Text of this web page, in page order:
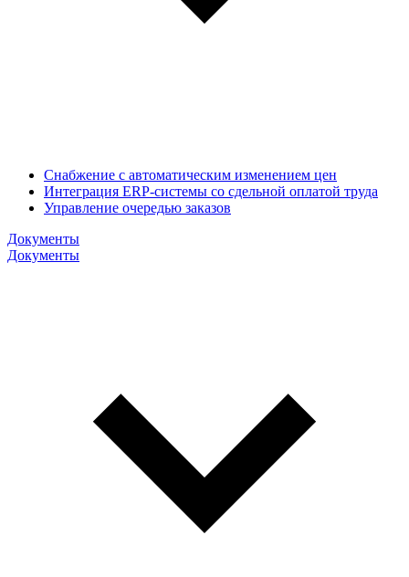
Снабжение с автоматическим изменением цен
Интеграция ERP-системы со сдельной оплатой труда
Управление очередью заказов
Документы
Документы